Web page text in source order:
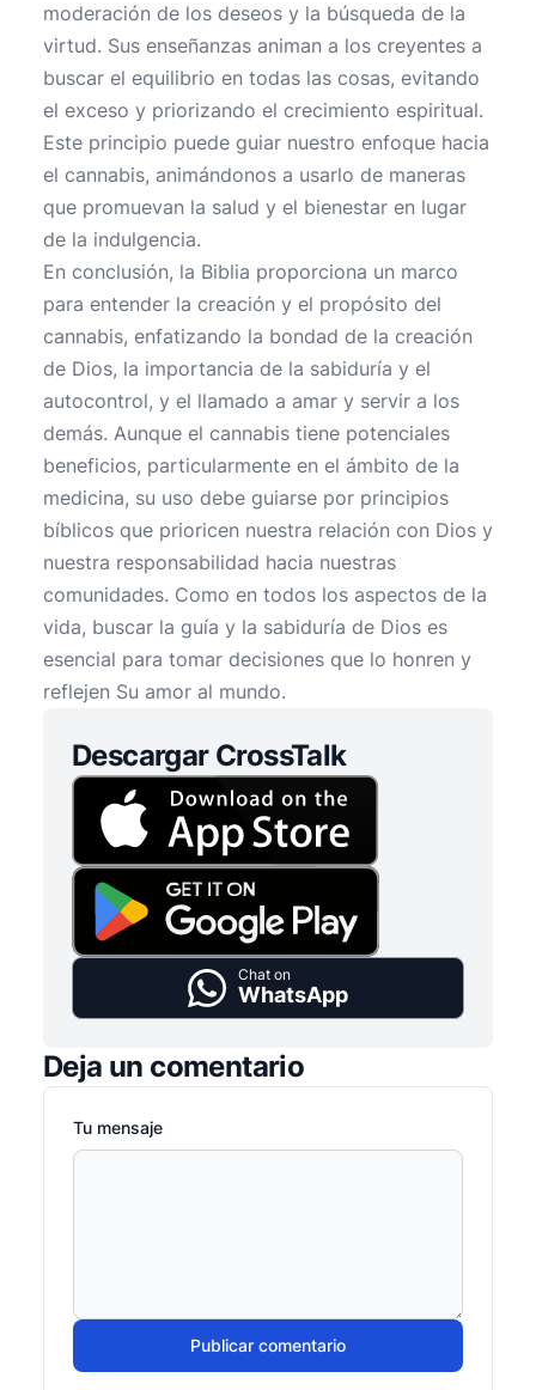
moderación de los deseos y la búsqueda de la
virtud. Sus enseñanzas animan a los creyentes a
buscar el equilibrio en todas las cosas, evitando
el exceso y priorizando el crecimiento espiritual.
Este principio puede guiar nuestro enfoque hacia
el cannabis, animándonos a usarlo de maneras
que promuevan la salud y el bienestar en lugar
de la indulgencia.
En conclusión, la Biblia proporciona un marco
para entender la creación y el propósito del
cannabis, enfatizando la bondad de la creación
de Dios, la importancia de la sabiduría y el
autocontrol, y el llamado a amar y servir a los
demás. Aunque el cannabis tiene potenciales
beneficios, particularmente en el ámbito de la
medicina, su uso debe guiarse por principios
bíblicos que prioricen nuestra relación con Dios y
nuestra responsabilidad hacia nuestras
comunidades. Como en todos los aspectos de la
vida, buscar la guía y la sabiduría de Dios es
esencial para tomar decisiones que lo honren y
reflejen Su amor al mundo.
Descargar CrossTalk
Chat on
WhatsApp
Deja un comentario
Tu mensaje
Publicar comentario